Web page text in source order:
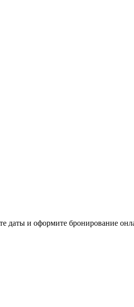
даты и оформите бронирование